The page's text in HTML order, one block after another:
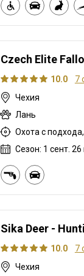
Czech Elite
10.0
7
Чехия
Лань
Охота с
Сезон: 1 сент. 26
Sika Deer -
10.0
7
Чехия